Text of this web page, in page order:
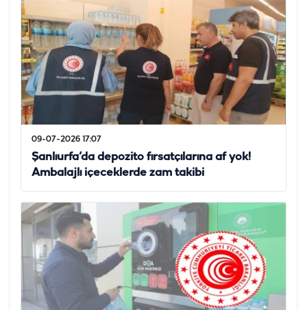
09-07-2026 17:07
Şanlıurfa’da depozito fırsatçılarına af yok!
Ambalajlı içeceklerde zam takibi